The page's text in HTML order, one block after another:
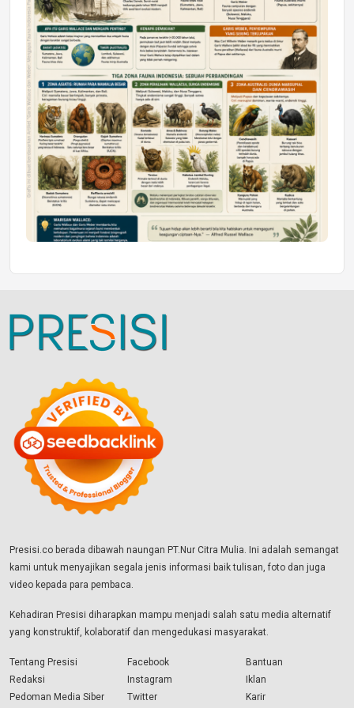
Presisi.co berada dibawah naungan PT.Nur Citra Mulia. Ini adalah semangat
kami untuk menyajikan segala jenis informasi baik tulisan, foto dan juga
video kepada para pembaca.
Kehadiran Presisi diharapkan mampu menjadi salah satu media alternatif
yang konstruktif, kolaboratif dan mengedukasi masyarakat.
Tentang Presisi
Redaksi
Pedoman Media Siber
Facebook
Instagram
Twitter
Bantuan
Iklan
Karir